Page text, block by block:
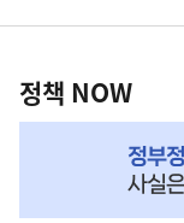
영
책
NOW,
정책 NOW